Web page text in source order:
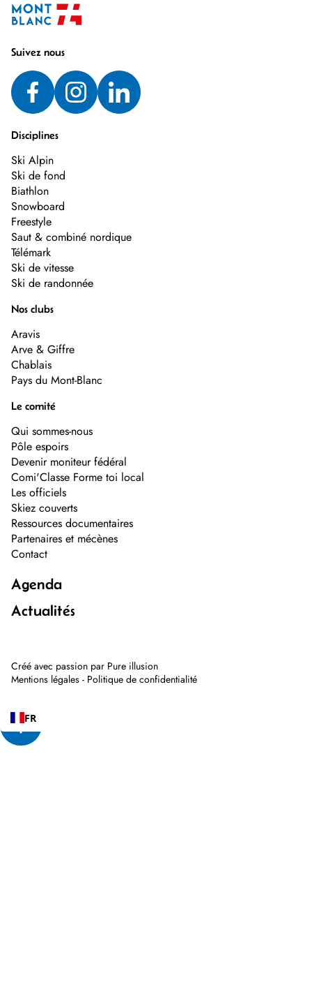
Suivez nous
Disciplines
Ski Alpin
Ski de fond
Biathlon
Snowboard
Freestyle
Saut & combiné nordique
Télémark
Ski de vitesse
Ski de randonnée
Nos clubs
Aravis
Arve & Giffre
Chablais
Pays du Mont-Blanc
Le comité
Qui sommes-nous
Pôle espoirs
Devenir moniteur fédéral
Comi'Classe Forme toi local
Les officiels
Skiez couverts
Ressources documentaires
Partenaires et mécènes
Contact
Agenda
Actualités
Créé avec passion par Pure illusion
Mentions légales - Politique de confidentialité
FR